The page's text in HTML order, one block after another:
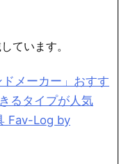
ています。
メーカー」おすす
るタイプが人気
Fav-Log by